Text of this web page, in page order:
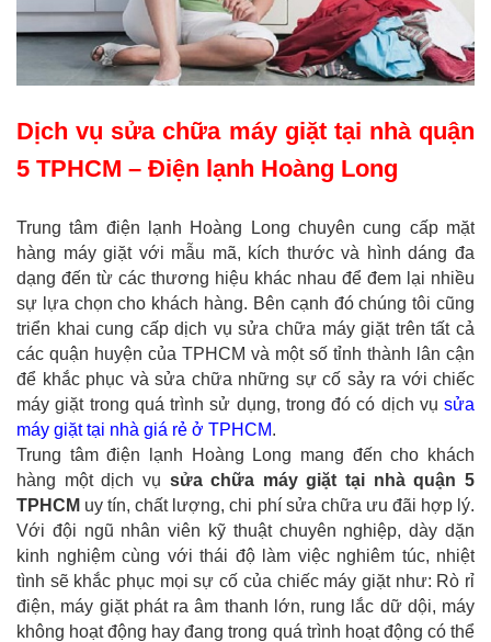
Dịch vụ sửa chữa máy giặt tại nhà quận
5 TPHCM – Điện lạnh Hoàng Long
Trung tâm điện lạnh Hoàng Long chuyên cung cấp mặt
hàng máy giặt với mẫu mã, kích thước và hình dáng đa
dạng đến từ các thương hiệu khác nhau để đem lại nhiều
sự lựa chọn cho khách hàng. Bên cạnh đó chúng tôi cũng
triển khai cung cấp dịch vụ sửa chữa máy giặt trên tất cả
các quận huyện của TPHCM và một số tỉnh thành lân cận
để khắc phục và sửa chữa những sự cố sảy ra với chiếc
máy giặt trong quá trình sử dụng, trong đó có dịch vụ sửa
máy giặt tại nhà giá rẻ ở TPHCM.
Trung tâm điện lạnh Hoàng Long mang đến cho khách
hàng một dịch vụ sửa chữa máy giặt tại nhà quận 5
TPHCM uy tín, chất lượng, chi phí sửa chữa ưu đãi hợp lý.
Với đội ngũ nhân viên kỹ thuật chuyên nghiệp, dày dặn
kinh nghiệm cùng với thái độ làm việc nghiêm túc, nhiệt
tình sẽ khắc phục mọi sự cố của chiếc máy giặt như: Rò rỉ
điện, máy giặt phát ra âm thanh lớn, rung lắc dữ dội, máy
không hoạt động hay đang trong quá trình hoạt động có thể